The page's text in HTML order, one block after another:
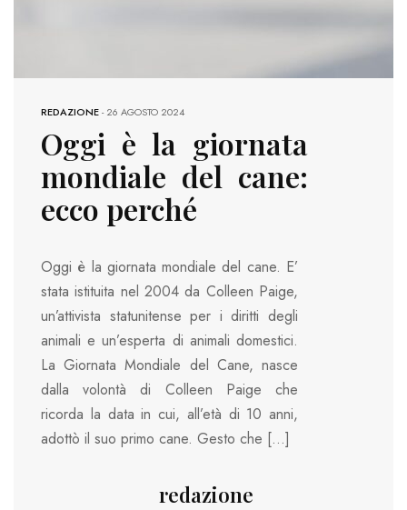
REDAZIONE-26 AGOSTO 2024
Oggi è la giornata
mondiale del cane:
ecco perché
Oggi è la giornata mondiale del cane. E’
stata istituita nel 2004 da Colleen Paige,
un’attivista statunitense per i diritti degli
animali e un’esperta di animali domestici.
La Giornata Mondiale del Cane, nasce
dalla volontà di Colleen Paige che
ricorda la data in cui, all’età di 10 anni,
adottò il suo primo cane. Gesto che […]
redazione